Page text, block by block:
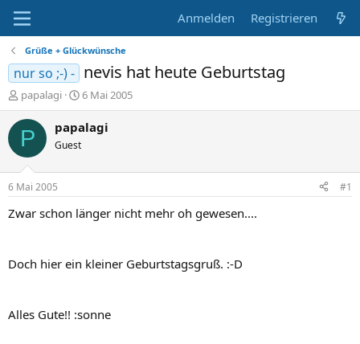
Anmelden Registrieren
Grüße + Glückwünsche
nur so ;-) - nevis hat heute Geburtstag
E
r
s
l
e
r
papalagi
E
r
s
t
a
6 Mai 2005
P papalagi
Guest
6 Mai 2005 #1
Zwar schon länger nicht mehr oh gewesen....
Doch hier ein kleiner Geburtstagsgruß. :-D
Alles Gute!! :sonne